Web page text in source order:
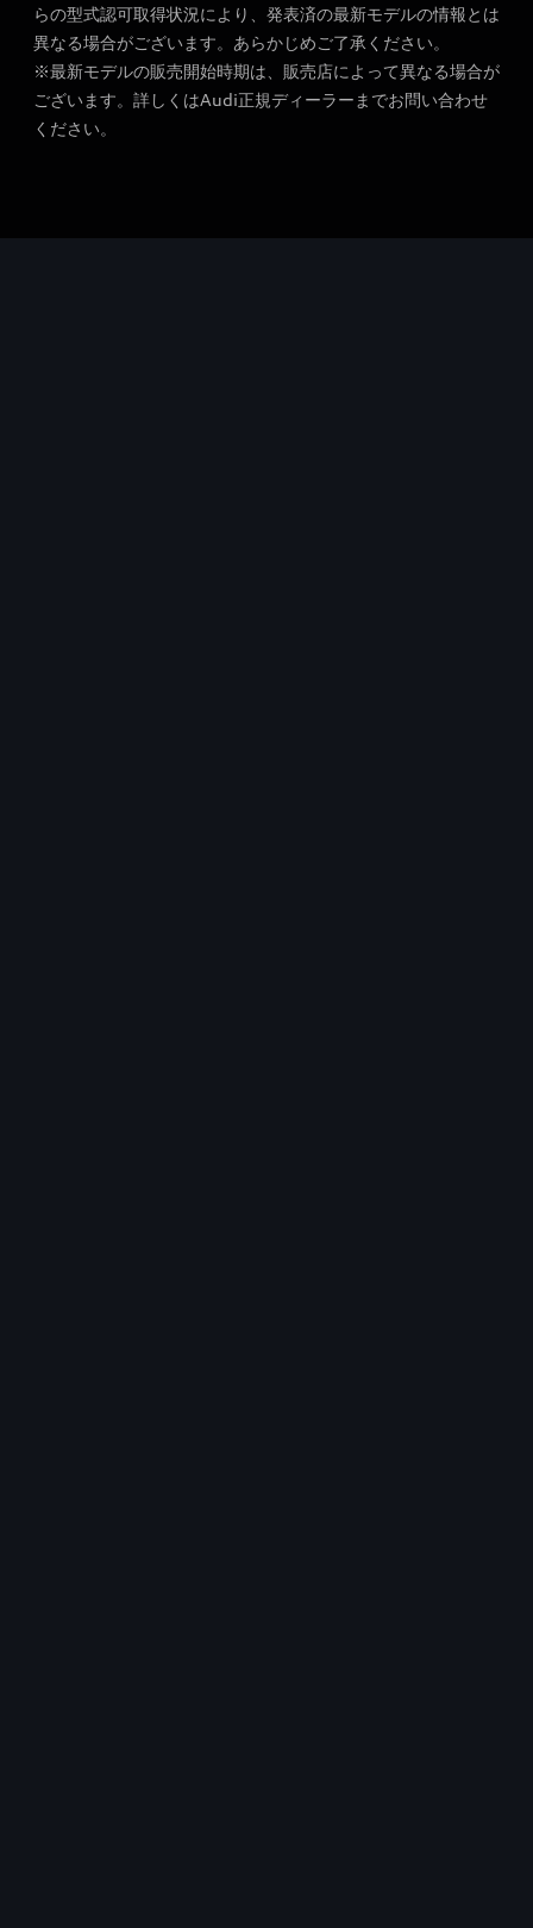
らの型式認可取得状況により、発表済の最新モデルの情報とは
異なる場合がございます。あらかじめご了承ください。
※最新モデルの販売開始時期は、販売店によって異なる場合が
ございます。詳しくはAudi正規ディーラーまでお問い合わせ
ください。